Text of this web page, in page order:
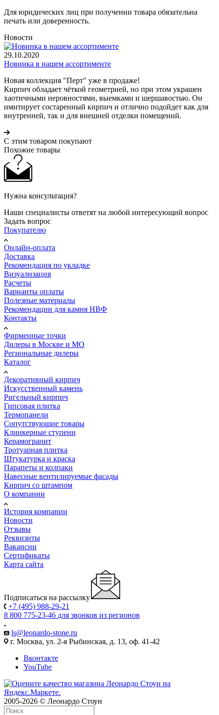
Для юридических лиц при получении товара обязательна
печать или доверенность.
Новости
29.10.2020
Новинка в нашем ассортименте
Новая коллекция "Перт" уже в продаже!
Кирпич обладает чёткой геометрией, но при этом украшен
хаотичными неровностями, выемками и шершавостью. Он
имитирует состаренный кирпич и отлично подойдет как для
внутренней, так и для внешней отделки помещений.
С этим товаром покупают
Похожие товары
Нужна консультация?
Наши специалисты ответят на любой интересующий вопрос
Задать вопрос
Покупателю
Онлайн-оплата
Доставка
Рекомендация по укладке
Визуализация
Расчеты
Варианты оплаты
Полезные материалы
Рекомендации для камня НВФ
Контакты
Фирменные точки
Дилеры в Москве и МО
Региональные дилеры
Каталог
Декоративный кирпич
Искусственный камень
Ригельный кирпич
Гипсовая плитка
Термопанели
Сопутствующие товары
Клинкерные ступени
Керамогранит
Тротуарная плитка
Штукатурка и краска
Парапеты и колпаки
Навесные вентилируемые фасады
Кирпич со штампом
О компании
История компании
Новости
Отзывы
Реквизиты
Вакансии
Сертификаты
Карта сайта
Подписаться на рассылку
+7 (495) 988-29-21
8 800 775-23-46 для звонков из регионов
ls@leonardo-stone.ru
г. Москва, ул. 2-я Рыбинская, д. 13, оф. 41-42
Вконтакте
YouTube
2005-2026 © Леонардо Стоун